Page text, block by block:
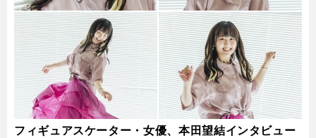
フィギュアスケーター・女優、本田望結インタビュー